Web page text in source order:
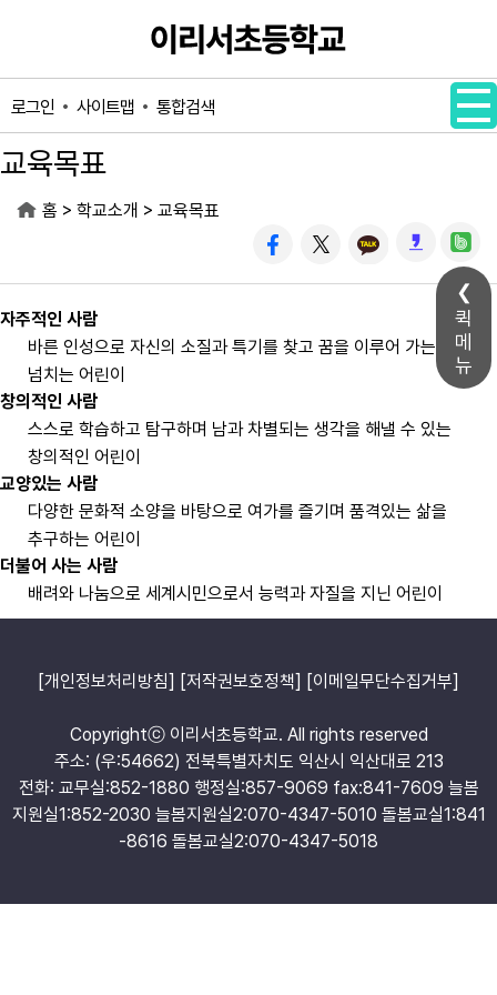
퀵
메
뉴
로그인 사이트맵 통합검색
교육목표
홈 > 학교소개 > 교육목표
자주적인 사람
바른 인성으로 자신의 소질과 특기를 찾고 꿈을 이루어 가는 자신감
넘치는 어린이
창의적인 사람
스스로 학습하고 탐구하며 남과 차별되는 생각을 해낼 수 있는
창의적인 어린이
교양있는 사람
다양한 문화적 소양을 바탕으로 여가를 즐기며 품격있는 삶을
추구하는 어린이
더불어 사는 사람
배려와 나눔으로 세계시민으로서 능력과 자질을 지닌 어린이
[개인정보처리방침] [저작권보호정책] [이메일무단수집거부]
Copyrightⓒ 이리서초등학교. All rights reserved
주소: (우:54662) 전북특별자치도 익산시 익산대로 213
전화: 교무실:852-1880 행정실:857-9069 fax:841-7609 늘봄
지원실1:852-2030 늘봄지원실2:070-4347-5010 돌봄교실1:841
-8616 돌봄교실2:070-4347-5018